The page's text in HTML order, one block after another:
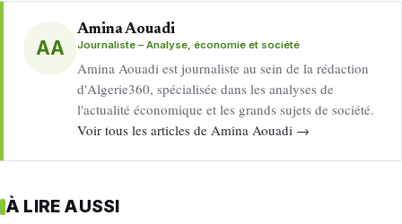
AA
Amina Aouadi
Journaliste – Analyse, économie et société
Amina Aouadi est journaliste au sein de la rédaction
d'Algerie360, spécialisée dans les analyses de
l'actualité économique et les grands sujets de société.
Voir tous les articles de Amina Aouadi →
À LIRE AUSSI